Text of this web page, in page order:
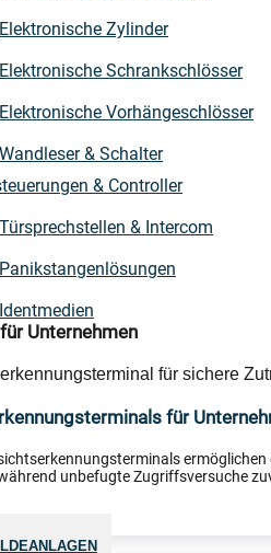
Elektronische Zylinder
Elektronische Schrankschlösser
Elektronische Vorhängeschlösser
Wandleser & Schalter
& Controller
Türsprechstellen & Intercom
Panikstangenlösungen
Identmedien
Unternehmen
für
unbefugte Zugriffsversuche